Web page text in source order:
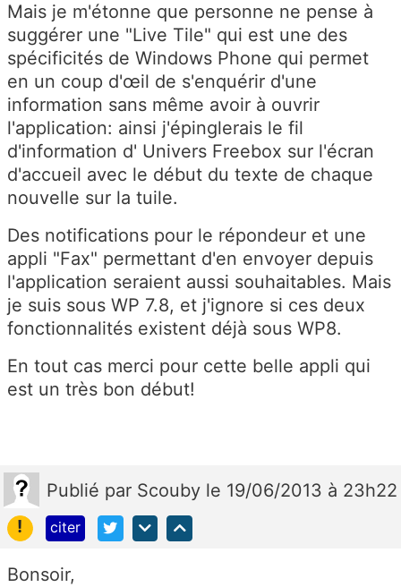
Mais je m'étonne que personne ne pense à
suggérer une "Live Tile" qui est une des
spécificités de Windows Phone qui permet
en un coup d'œil de s'enquérir d'une
information sans même avoir à ouvrir
l'application: ainsi j'épinglerais le fil
d'information d' Univers Freebox sur l'écran
d'accueil avec le début du texte de chaque
nouvelle sur la tuile.
Des notifications pour le répondeur et une
appli "Fax" permettant d'en envoyer depuis
l'application seraient aussi souhaitables. Mais
je suis sous WP 7.8, et j'ignore si ces deux
fonctionnalités existent déjà sous WP8.
En tout cas merci pour cette belle appli qui
est un très bon début!
Publié par Scouby le 19/06/2013 à 23h22
!
citer
Bonsoir,